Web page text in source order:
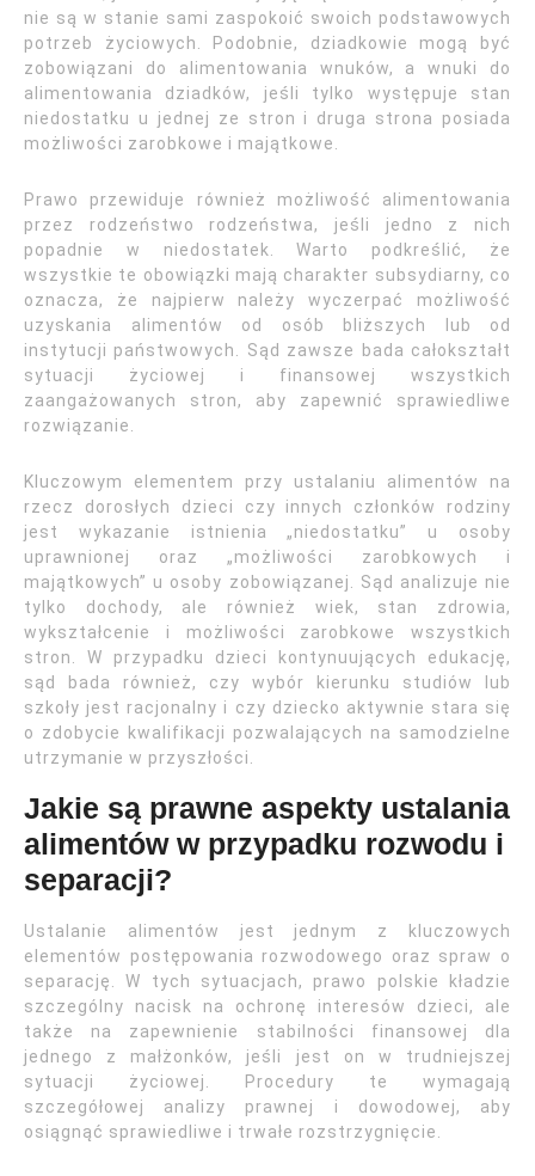
nie są w stanie sami zaspokoić swoich podstawowych
potrzeb życiowych. Podobnie, dziadkowie mogą być
zobowiązani do alimentowania wnuków, a wnuki do
alimentowania dziadków, jeśli tylko występuje stan
niedostatku u jednej ze stron i druga strona posiada
możliwości zarobkowe i majątkowe.
Prawo przewiduje również możliwość alimentowania
przez rodzeństwo rodzeństwa, jeśli jedno z nich
popadnie w niedostatek. Warto podkreślić, że
wszystkie te obowiązki mają charakter subsydiarny, co
oznacza, że najpierw należy wyczerpać możliwość
uzyskania alimentów od osób bliższych lub od
instytucji państwowych. Sąd zawsze bada całokształt
sytuacji życiowej i finansowej wszystkich
zaangażowanych stron, aby zapewnić sprawiedliwe
rozwiązanie.
Kluczowym elementem przy ustalaniu alimentów na
rzecz dorosłych dzieci czy innych członków rodziny
jest wykazanie istnienia „niedostatku” u osoby
uprawnionej oraz „możliwości zarobkowych i
majątkowych” u osoby zobowiązanej. Sąd analizuje nie
tylko dochody, ale również wiek, stan zdrowia,
wykształcenie i możliwości zarobkowe wszystkich
stron. W przypadku dzieci kontynuujących edukację,
sąd bada również, czy wybór kierunku studiów lub
szkoły jest racjonalny i czy dziecko aktywnie stara się
o zdobycie kwalifikacji pozwalających na samodzielne
utrzymanie w przyszłości.
Jakie są prawne aspekty ustalania
alimentów w przypadku rozwodu i
separacji?
Ustalanie alimentów jest jednym z kluczowych
elementów postępowania rozwodowego oraz spraw o
separację. W tych sytuacjach, prawo polskie kładzie
szczególny nacisk na ochronę interesów dzieci, ale
także na zapewnienie stabilności finansowej dla
jednego z małżonków, jeśli jest on w trudniejszej
sytuacji życiowej. Procedury te wymagają
szczegółowej analizy prawnej i dowodowej, aby
osiągnąć sprawiedliwe i trwałe rozstrzygnięcie.